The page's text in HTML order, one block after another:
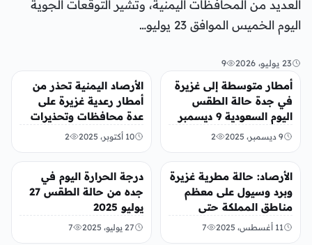
العديد من المحافظات اليمنية، وتُشير التوقعات الجوية
اليوم الخميس الموافق 23 يوليو…
23 يوليو، 2026 9
أخبار محلية
أمطار متوسطة إلى غزيرة
في جدة حالة الطقس
اليوم السعودية 9 ديسمبر
2025
9 ديسمبر، 2025 2
تريندات
الأرصاد اليمنية تحذر من
أمطار رعدية غزيرة على
عدة محافظات وتحذيرات
من السيول والانهيارات
10 أكتوبر، 2025 2
منوعات
الأرصاد: حالة مطرية غزيرة
وبرد وسيول على معظم
مناطق المملكة حتى
السبت
11 أغسطس، 2025 7
منوعات
درجة الحرارة اليوم في
جده من حالة الطقس 27
يوليو 2025
27 يوليو، 2025 7